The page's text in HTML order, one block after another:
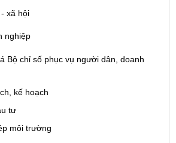
xã hội
nghiệp
Bộ chỉ số phục vụ người dân, doanh
kế hoạch
tư
môi trường